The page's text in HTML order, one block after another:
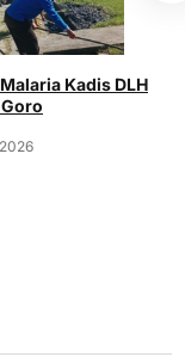
Kadis DLH